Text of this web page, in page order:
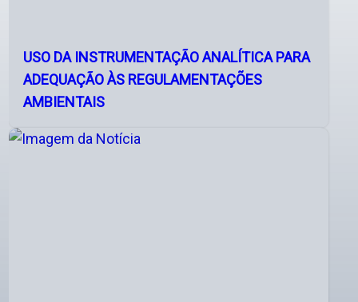
USO DA INSTRUMENTAÇÃO ANALÍTICA PARA
ADEQUAÇÃO ÀS REGULAMENTAÇÕES
AMBIENTAIS